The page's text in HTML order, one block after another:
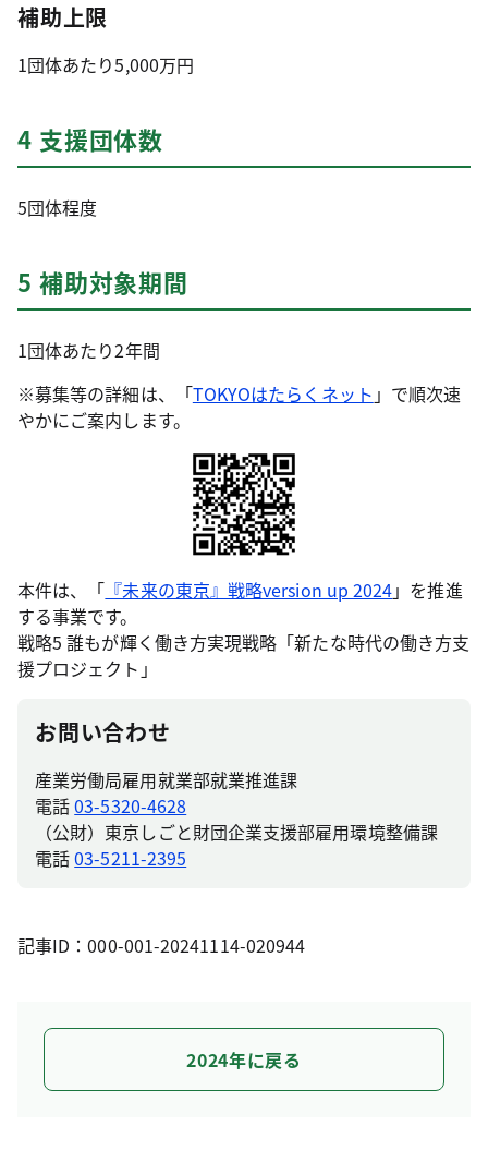
補助上限
1団体あたり5,000万円
4 支援団体数
5団体程度
5 補助対象期間
1団体あたり2年間
※募集等の詳細は、「TOKYOはたらくネット 」で順次速
やかにご案内します。
本件は、「 『未来の東京』戦略version up 2024」を推進
する事業です。
戦略5 誰もが輝く働き方実現戦略「新たな時代の働き方支
援プロジェクト」
お問い合わせ
産業労働局雇用就業部就業推進課
電話03-5320-4628
（公財）東京しごと財団企業支援部雇用環境整備課
電話03-5211-2395
記事ID：000-001-20241114-020944
2024年に戻る